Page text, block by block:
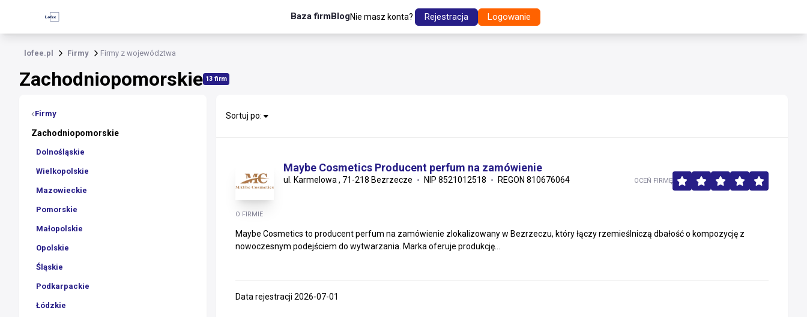
Baza firmBlogNie masz konta? Rejestracja Logowanie
lofee.pl Firmy Firmy z województwa
Zachodniopomorskie 13 firm
Firmy
Zachodniopomorskie
Dolnośląskie
Wielkopolskie
Mazowieckie
Pomorskie
Małopolskie
Opolskie
Śląskie
Podkarpackie
Łódzkie
Sortuj po:
Maybe Cosmetics Producent perfum na zamówienie
ul. Karmelowa , 71-218 Bezrzecze NIP 8521012518 REGON 810676064
O FIRMIE
Maybe Cosmetics to producent perfum na zamówienie zlokalizowany w Bezrzeczu, który łączy rzemieślniczą dbałość o kompozycję z
nowoczesnym podejściem do wytwarzania. Marka oferuje produkcję...
OCEŃ FIRMĘ
Data rejestracji 2026-07-01